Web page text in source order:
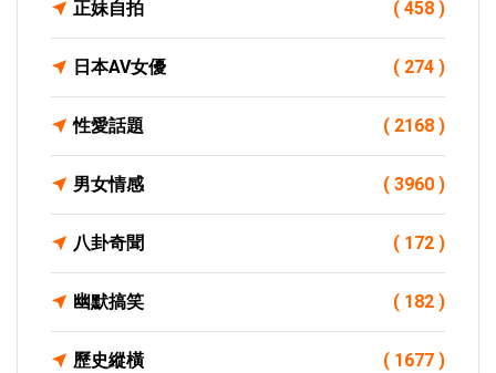
正妹自拍 ( 458 )
日本AV女優 ( 274 )
性愛話題 ( 2168 )
男女情感 ( 3960 )
八卦奇聞 ( 172 )
幽默搞笑 ( 182 )
歷史縱橫 ( 1677 )